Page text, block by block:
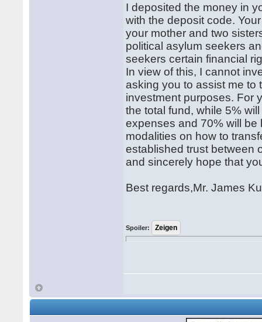
I deposited the money in
with the deposit code.
your mother and two
political asylum seekers
seekers certain financial
In view of this, I cannot
asking you to assist me to
investment purposes. For
the total fund, while 5%
expenses and 70% will be
modalities on how to
established trust between
and sincerely hope that
Best regards,Mr. James
Spoiler: